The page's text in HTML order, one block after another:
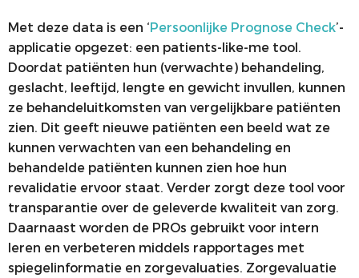
Met deze data is een ‘Persoonlijke Prognose Check’-
applicatie opgezet: een patients-like-me tool.
Doordat patiënten hun (verwachte) behandeling,
geslacht, leeftijd, lengte en gewicht invullen, kunnen
ze behandeluitkomsten van vergelijkbare patiënten
zien. Dit geeft nieuwe patiënten een beeld wat ze
kunnen verwachten van een behandeling en
behandelde patiënten kunnen zien hoe hun
revalidatie ervoor staat. Verder zorgt deze tool voor
transparantie over de geleverde kwaliteit van zorg.
Daarnaast worden de PROs gebruikt voor intern
leren en verbeteren middels rapportages met
spiegelinformatie en zorgevaluaties. Zorgevaluatie